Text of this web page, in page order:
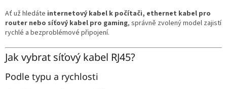
ý
p
u
Ať už hledáte internetový kabel k počítači, ethernet kabel pro
router nebo síťový kabel pro gaming, správně zvolený model zajistí
rychlé a bezproblémové připojení.
Jak vybrat síťový kabel RJ45?
Podle typu a rychlosti